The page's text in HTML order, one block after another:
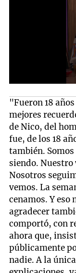
"Fueron 18
mejores
de Nico, del
fue, de los 18
también.
siendo.
Nosotros
vemos. La
cenamos. Y
agradecer
comportó, con
ahora que,
públicamente
nadie. A la